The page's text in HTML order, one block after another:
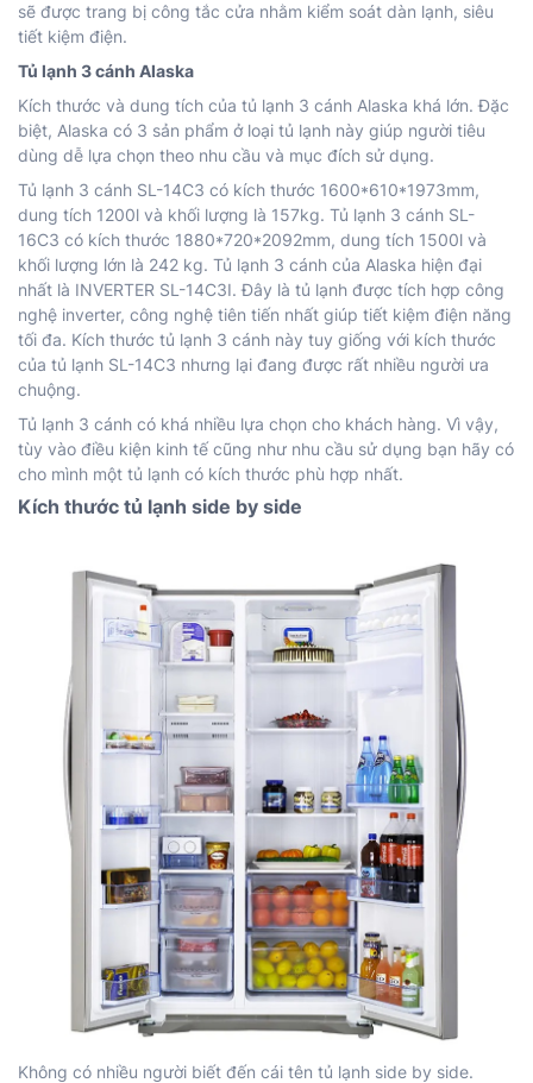
sẽ được trang bị công tắc cửa nhằm kiểm soát dàn lạnh, siêu
tiết kiệm điện.
Tủ lạnh 3 cánh Alaska
Kích thước và dung tích của tủ lạnh 3 cánh Alaska khá lớn. Đặc
biệt, Alaska có 3 sản phẩm ở loại tủ lạnh này giúp người tiêu
dùng dễ lựa chọn theo nhu cầu và mục đích sử dụng.
Tủ lạnh 3 cánh SL-14C3 có kích thước 1600*610*1973mm,
dung tích 1200l và khối lượng là 157kg. Tủ lạnh 3 cánh SL-
16C3 có kích thước 1880*720*2092mm, dung tích 1500l và
khối lượng lớn là 242 kg. Tủ lạnh 3 cánh của Alaska hiện đại
nhất là INVERTER SL-14C3I. Đây là tủ lạnh được tích hợp công
nghệ inverter, công nghệ tiên tiến nhất giúp tiết kiệm điện năng
tối đa. Kích thước tủ lạnh 3 cánh này tuy giống với kích thước
của tủ lạnh SL-14C3 nhưng lại đang được rất nhiều người ưa
chuộng.
Tủ lạnh 3 cánh có khá nhiều lựa chọn cho khách hàng. Vì vậy,
tùy vào điều kiện kinh tế cũng như nhu cầu sử dụng bạn hãy có
cho mình một tủ lạnh có kích thước phù hợp nhất.
Kích thước tủ lạnh side by side
Không có nhiều người biết đến cái tên tủ lạnh side by side.